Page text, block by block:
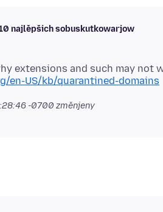
najlěpšich sobuskutkowarjow
extensions and such may not
en-US/kb/quarantined-domains
-0700 změnjeny